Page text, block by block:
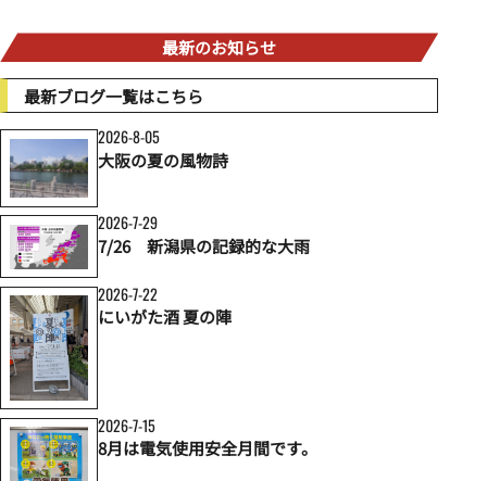
最新のお知らせ
最新ブログ一覧はこちら
2026-8-05
大阪の夏の風物詩
2026-7-29
7/26 新潟県の記録的な大雨
2026-7-22
にいがた酒 夏の陣
2026-7-15
8月は電気使用安全月間です。